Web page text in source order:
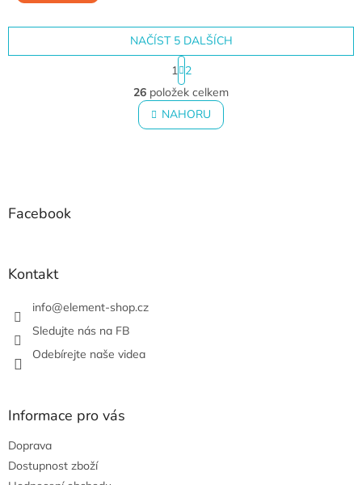
O
v
l
á
NAČÍST 5 DALŠÍCH
S
t
r
á
n
k
1 2
26 položek celkem
NAHORU
Facebook
Kontakt
info@element-shop.cz
Sledujte nás na FB
Odebírejte naše videa
Informace pro vás
Doprava
Dostupnost zboží